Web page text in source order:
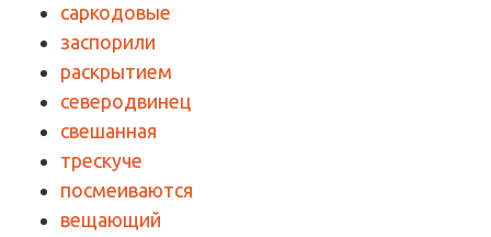
саркодовые
заспорили
раскрытием
северодвинец
свешанная
трескуче
посмеиваются
вещающий